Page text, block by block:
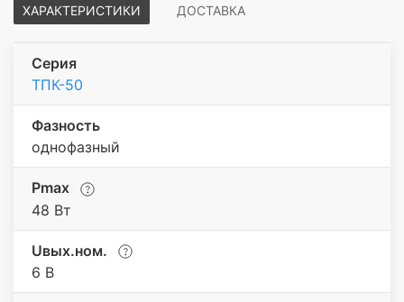
ХАРАКТЕРИСТИКИ ДОСТАВКА
Серия
ТПК-50
Фазность
однофазный
Pmax
48 Вт
Uвых.ном.
6 В